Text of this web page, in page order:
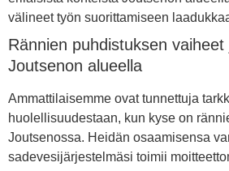
välineet työn suorittamiseen
Rännien puhdistuksen vaiheet
Joutsenon alueella
Ammattilaisemme ovat tunnettuja
huolellisuudestaan, kun kyse on
Joutsenossa. Heidän osaamisensa
sadevesijärjestelmäsi toimii